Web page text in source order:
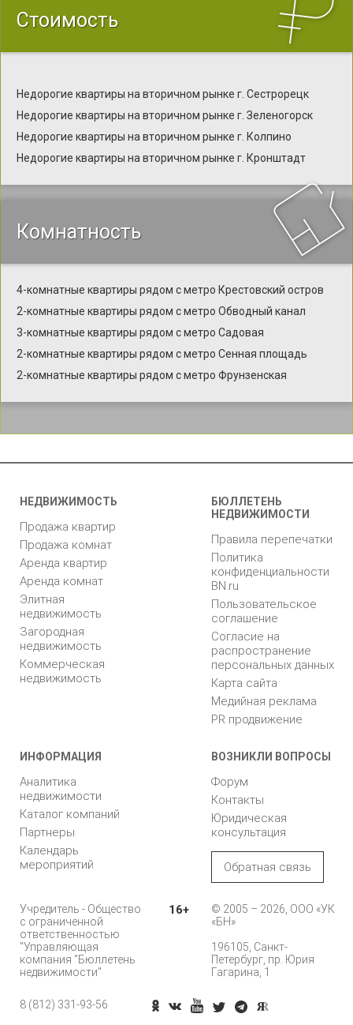
Стоимость
Недорогие квартиры на вторичном рынке г. Сестрорецк
Недорогие квартиры на вторичном рынке г. Зеленогорск
Недорогие квартиры на вторичном рынке г. Колпино
Недорогие квартиры на вторичном рынке г. Кронштадт
Комнатность
4-комнатные квартиры рядом с метро Крестовский остров
2-комнатные квартиры рядом с метро Обводный канал
3-комнатные квартиры рядом с метро Садовая
2-комнатные квартиры рядом с метро Сенная площадь
2-комнатные квартиры рядом с метро Фрунзенская
НЕДВИЖИМОСТЬ
Продажа квартир
Продажа комнат
Аренда квартир
Аренда комнат
Элитная
недвижимость
Загородная
недвижимость
Коммерческая
недвижимость
БЮЛЛЕТЕНЬ
НЕДВИЖИМОСТИ
Правила перепечатки
Политика
конфиденциальности
BN.ru
Пользовательское
соглашение
Согласие на
распространение
персональных данных
Карта сайта
Медийная реклама
PR продвижение
ИНФОРМАЦИЯ
Аналитика
недвижимости
Каталог компаний
Партнеры
Календарь
мероприятий
ВОЗНИКЛИ ВОПРОСЫ
Форум
Контакты
Юридическая
консультация
Обратная связь
Учредитель - Общество
с ограниченной
ответственностью
"Управляющая
компания "Бюллетень
недвижимости"
16+
© 2005 – 2026, ООО «УК
«БН»
196105, Санкт-
Петербург, пр. Юрия
Гагарина, 1
8 (812) 331-93-56